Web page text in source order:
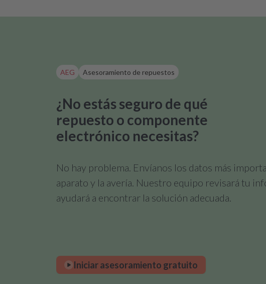
AEG Asesoramiento de repuestos
¿No estás seguro de qué
repuesto o componente
electrónico necesitas?
No hay problema. Envíanos los datos más
aparato y la avería. Nuestro equipo revisará tu
ayudará a encontrar la solución adecuada.
Iniciar asesoramiento gratuito